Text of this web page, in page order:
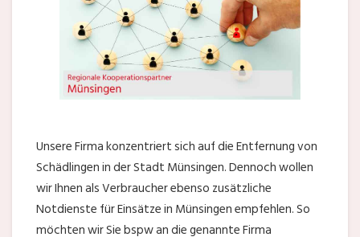
Unsere Firma konzentriert sich auf die Entfernung von
Schädlingen in der Stadt Münsingen. Dennoch wollen
wir Ihnen als Verbraucher ebenso zusätzliche
Notdienste für Einsätze in Münsingen empfehlen. So
möchten wir Sie bspw an die genannte Firma